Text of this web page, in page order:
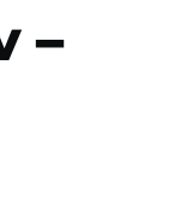
–